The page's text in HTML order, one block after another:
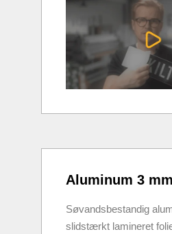
Aluminum 3 mm
Søvandsbestandig
slidstærkt lamineret